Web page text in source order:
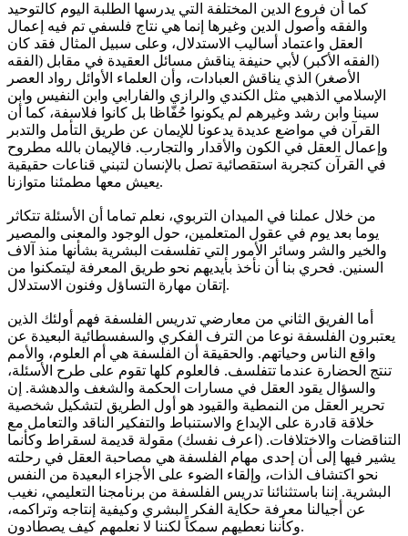
كما أن فروع الدين المختلفة التي يدرسها الطلبة اليوم كالتوحيد
والفقه وأصول الدين وغيرها إنما هي نتاج فلسفي تم فيه إعمال
العقل واعتماد أساليب الاستدلال، وعلى سبيل المثال فقد كان
(الفقه الأكبر) لأبي حنيفة يناقش مسائل العقيدة في مقابل (الفقه
الأصغر) الذي يناقش العبادات، وأن العلماء الأوائل رواد العصر
الإسلامي الذهبي مثل الكندي والرازي والفارابي وابن النفيس وابن
سينا وابن رشد وغيرهم لم يكونوا حُفّاظا بل كانوا فلاسفة، كما أن
القرآن في مواضع عديدة يدعونا للإيمان عن طريق التأمل والتدبر
وإعمال العقل في الكون والأقدار والتجارب. فالإيمان بالله مطروح
في القرآن كتجربة استقصائية تصل بالإنسان لتبني قناعات حقيقية
يعيش معها مطمئنا متوازنا.
من خلال عملنا في الميدان التربوي، نعلم تماما أن الأسئلة تتكاثر
يوما بعد يوم في عقول المتعلمين، حول الوجود والمعنى والمصير
والخير والشر وسائر الأمور التي تفلسفت البشرية بشأنها منذ آلاف
السنين. فحري بنا أن نأخذ بأيديهم نحو طريق المعرفة ليتمكنوا من
إتقان مهارة التساؤل وفنون الاستدلال.
أما الفريق الثاني من معارضي تدريس الفلسفة فهم أولئك الذين
يعتبرون الفلسفة نوعا من الترف الفكري والسفسطائية البعيدة عن
واقع الناس وحياتهم. والحقيقة أن الفلسفة هي أم العلوم، والأمم
تنتج الحضارة عندما تتفلسف. فالعلوم كلها تقوم على طرح الأسئلة،
والسؤال يقود العقل في مسارات الحكمة والشغف والدهشة. إن
تحرير العقل من النمطية والقيود هو أول الطريق لتشكيل شخصية
خلاقة قادرة على الإبداع والاستنباط والتفكير الناقد والتعامل مع
التناقضات والاختلافات. (اعرف نفسك) مقولة قديمة لسقراط وكأنما
يشير فيها إلى أن إحدى مهام الفلسفة هي مصاحبة العقل في رحلته
نحو اكتشاف الذات، وإلقاء الضوء على الأجزاء البعيدة من النفس
البشرية. إننا باستثنائنا تدريس الفلسفة من برنامجنا التعليمي، نغيب
عن أجيالنا معرفة حكاية الفكر البشري وكيفية إنتاجه وتراكمه،
وكأننا نعطيهم سمكاً لكننا لا نعلمهم كيف يصطادون.